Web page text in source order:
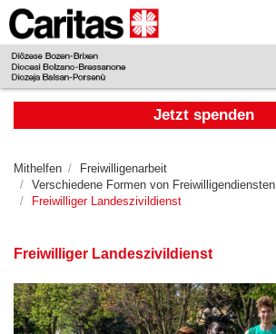
Zum
Hauptinhalt
springen
Jetzt spenden
Mithelfen
Freiwilligenarbeit
Verschiedene Formen von Freiwilligendiensten
Freiwilliger Landeszivildienst
Freiwilliger Landeszivildienst